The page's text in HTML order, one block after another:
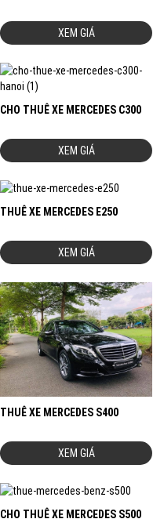
XEM GIÁ
CHO THUÊ XE MERCEDES C300
XEM GIÁ
THUÊ XE MERCEDES E250
XEM GIÁ
THUÊ XE MERCEDES S400
XEM GIÁ
CHO THUÊ XE MERCEDES S500